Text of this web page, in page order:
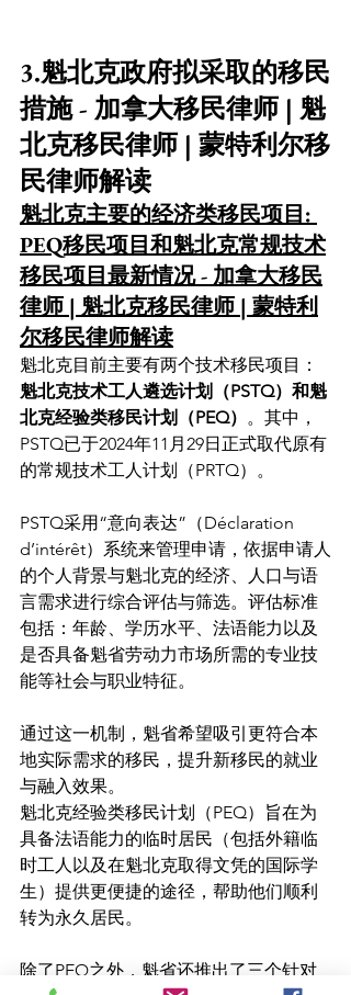
3.魁北克政府拟采取的移民
措施 - 加拿大移民律师 | 魁
北克移民律师 | 蒙特利尔移
民律师解读
魁北克主要的经济类移民项目:
PEQ移民项目和魁北克常规技术
移民项目最新情况 - 加拿大移民
律师 | 魁北克移民律师 | 蒙特利
尔移民律师解读
魁北克目前主要有两个技术移民项目：
魁北克技术工人遴选计划（PSTQ）和魁
北克经验类移民计划（PEQ） 。其中，
PSTQ已于2024年11月29日正式取代原有
的常规技术工人计划（PRTQ）。
PSTQ采用“意向表达”（Déclaration
d’intérêt）系统来管理申请，依据申请人
的个人背景与魁北克的经济、人口与语
言需求进行综合评估与筛选。评估标准
包括：年龄、学历水平、法语能力以及
是否具备魁省劳动力市场所需的专业技
能等社会与职业特征。
通过这一机制，魁省希望吸引更符合本
地实际需求的移民，提升新移民的就业
与融入效果。
魁北克经验类移民计划（PEQ）旨在为
具备法语能力的临时居民（包括外籍临
时工人以及在魁北克取得文凭的国际学
生）提供更便捷的途径，帮助他们顺利
转为永久居民。
除了PEQ之外，魁省还推出了三个针对